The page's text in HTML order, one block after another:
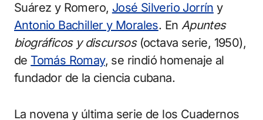
Suárez y Romero, José Silverio Jorrín y
Antonio Bachiller y Morales. En Apuntes
biográficos y discursos(octava serie, 1950),
de Tomás Romay, se rindió homenaje al
fundador de la ciencia cubana.
La novena y última serie de los Cuadernos